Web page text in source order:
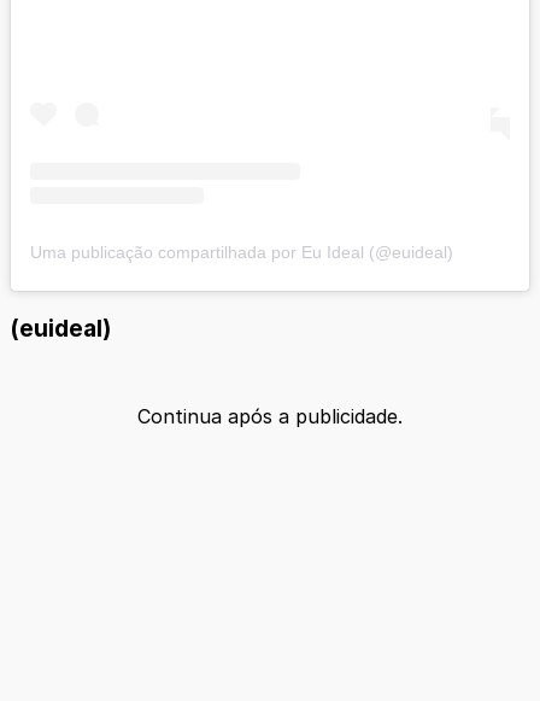
Uma publicação compartilhada por Eu Ideal (@euideal)
(euideal)
Continua após a publicidade.